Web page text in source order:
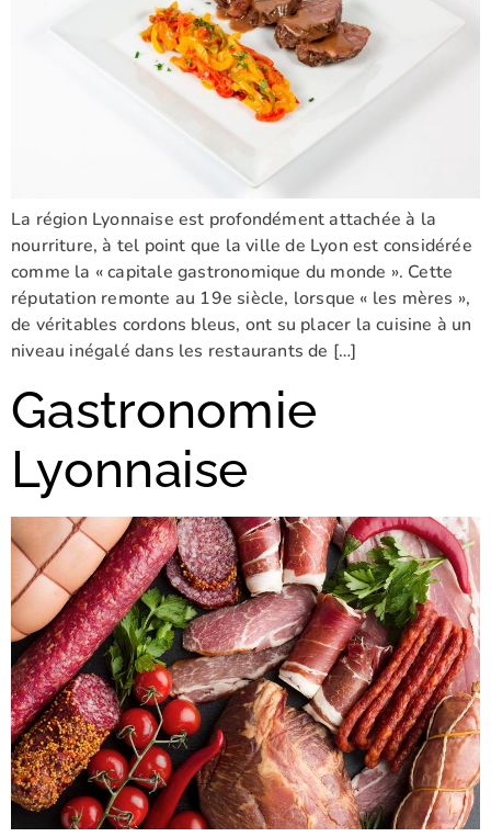
La région Lyonnaise est profondément attachée à la
nourriture, à tel point que la ville de Lyon est considérée
comme la « capitale gastronomique du monde ». Cette
réputation remonte au 19e siècle, lorsque « les mères »,
de véritables cordons bleus, ont su placer la cuisine à un
niveau inégalé dans les restaurants de […]
Gastronomie
Lyonnaise